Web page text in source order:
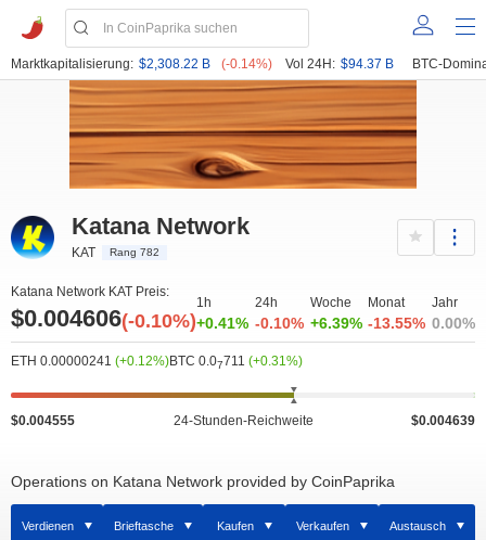
Marktkapitalisierung: $2,308.22 B (-0.14%) Vol 24H: $94.37 B BTC-
Katana Network
KAT Rang 782
Katana Network KAT Preis:
$0.004606(-0.10%)
1h
+0.41%
24h
-0.10%
Woche
+6.39%
Monat
-13.55%
Jahr
0.00%
ETH 0.00000241 (+0.12%)BTC 0.07711 (+0.31%)
$0.004555 24-Stunden-Reichweite $0.004639
Operations on Katana Network provided by CoinPaprika
Verdienen Brieftasche Kaufen Verkaufen Austausch